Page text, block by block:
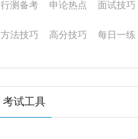
行测备考 申论热点 面试技巧
方法技巧 高分技巧 每日一练
考试工具